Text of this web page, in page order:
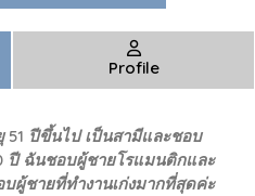
Profile
51 ปีขึ้นไป เป็นสามีและชอบ
ปี ฉันชอบผู้ชายโรแมนติกและ
ผู้ชายที่ทำงานเก่งมากที่สุดค่ะ